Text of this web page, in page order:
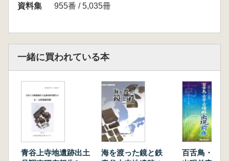
資料集
955番 / 5,035冊
一緒に買われている本
青谷上寺地遺跡出土
海を渡った鏡と鉄
百舌鳥・古